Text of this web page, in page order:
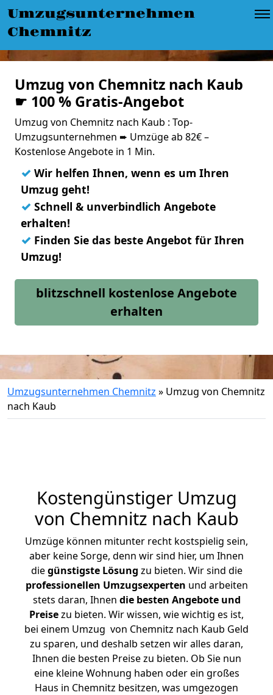
Umzugsunternehmen
Chemnitz
Umzug von Chemnitz nach Kaub
☛ 100 % Gratis-Angebot
Umzug von Chemnitz nach Kaub : Top-
Umzugsunternehmen ➨ Umzüge ab 82€ –
Kostenlose Angebote in 1 Min.
✓ Wir helfen Ihnen, wenn es um Ihren
Umzug geht!
✓ Schnell & unverbindlich Angebote
erhalten!
✓ Finden Sie das beste Angebot für Ihren
Umzug!
blitzschnell kostenlose Angebote
erhalten
Umzugsunternehmen Chemnitz » Umzug von Chemnitz
nach Kaub
Kostengünstiger Umzug
von Chemnitz nach Kaub
Umzüge können mitunter recht kostspielig sein,
aber keine Sorge, denn wir sind hier, um Ihnen
diegünstigste Lösung zu bieten. Wir sind die
professionellen Umzugsexperten und arbeiten
stets daran, Ihnen die besten Angebote und
Preisezu bieten. Wir wissen, wie wichtig es ist,
bei einem Umzug von Chemnitz nach Kaub Geld
zu sparen, und deshalb setzen wir alles daran,
Ihnen die besten Preise zu bieten. Ob Sie nun
eine kleine Wohnung haben oder ein großes
Haus in Chemnitz besitzen, was umgezogen